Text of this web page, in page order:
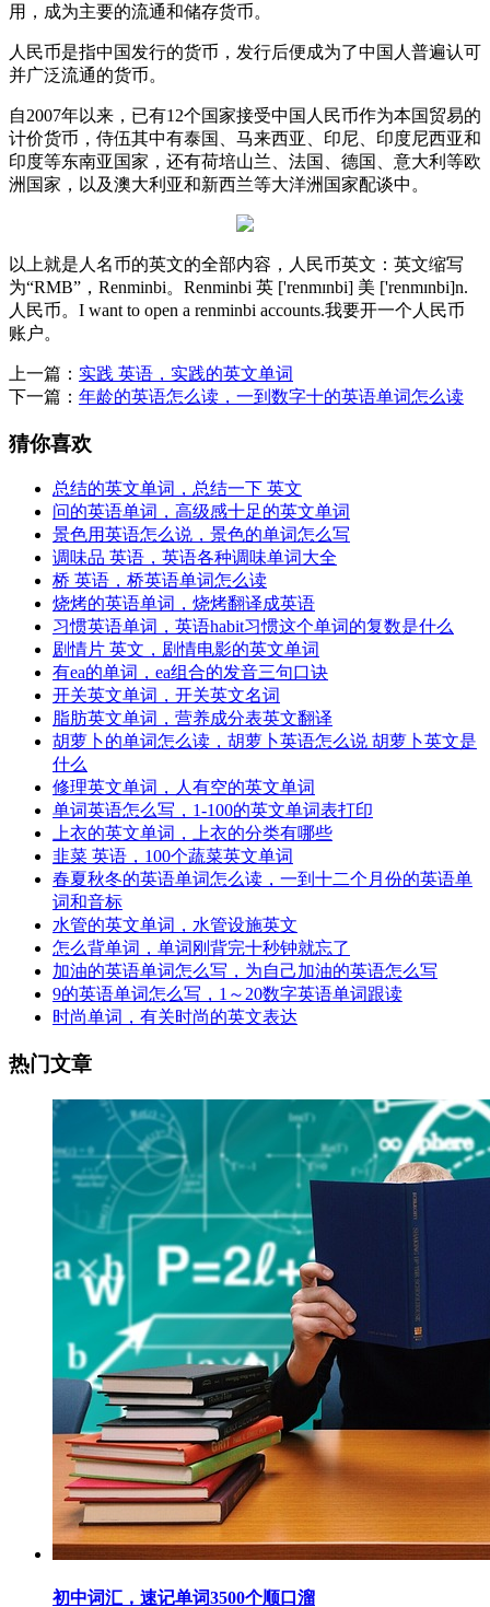
用，成为主要的流通和储存货币。
人民币是指中国发行的货币，发行后便成为了中国人普遍认可
并广泛流通的货币。
自2007年以来，已有12个国家接受中国人民币作为本国贸易的
计价货币，侍伍其中有泰国、马来西亚、印尼、印度尼西亚和
印度等东南亚国家，还有荷培山兰、法国、德国、意大利等欧
洲国家，以及澳大利亚和新西兰等大洋洲国家配谈中。
以上就是人名币的英文的全部内容，人民币英文：英文缩写
为“RMB”，Renminbi。Renminbi 英 ['renmɪnbi] 美 ['renmɪnbi]n.
人民币。I want to open a renminbi accounts.我要开一个人民币
账户。
上一篇： 实践 英语，实践的英文单词
下一篇： 年龄的英语怎么读，一到数字十的英语单词怎么读
猜你喜欢
总结的英文单词，总结一下 英文
问的英语单词，高级感十足的英文单词
景色用英语怎么说，景色的单词怎么写
调味品 英语，英语各种调味单词大全
桥 英语，桥英语单词怎么读
烧烤的英语单词，烧烤翻译成英语
习惯英语单词，英语habit习惯这个单词的复数是什么
剧情片 英文，剧情电影的英文单词
有ea的单词，ea组合的发音三句口诀
开关英文单词，开关英文名词
脂肪英文单词，营养成分表英文翻译
胡萝卜的单词怎么读，胡萝卜英语怎么说 胡萝卜英文是
什么
修理英文单词，人有空的英文单词
单词英语怎么写，1-100的英文单词表打印
上衣的英文单词，上衣的分类有哪些
韭菜 英语，100个蔬菜英文单词
春夏秋冬的英语单词怎么读，一到十二个月份的英语单
词和音标
水管的英文单词，水管设施英文
怎么背单词，单词刚背完十秒钟就忘了
加油的英语单词怎么写，为自己加油的英语怎么写
9的英语单词怎么写，1～20数字英语单词跟读
时尚单词，有关时尚的英文表达
热门文章
初中词汇，速记单词3500个顺口溜